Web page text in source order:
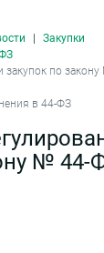
Закупки
закупок по
в 44-ФЗ
№ 44-
обработку
с